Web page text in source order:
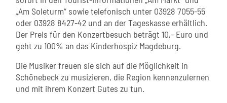
„Am Soleturm“ sowie telefonisch unter 03928 7055-55
oder 03928 8427-42 und an der Tageskasse erhältlich.
Der Preis für den Konzertbesuch beträgt 10,- Euro und
geht zu 100% an das Kinderhospiz Magdeburg.
Die Musiker freuen sie sich auf die Möglichkeit in
Schönebeck zu musizieren, die Region kennenzulernen
und mit ihrem Konzert Gutes zu tun.